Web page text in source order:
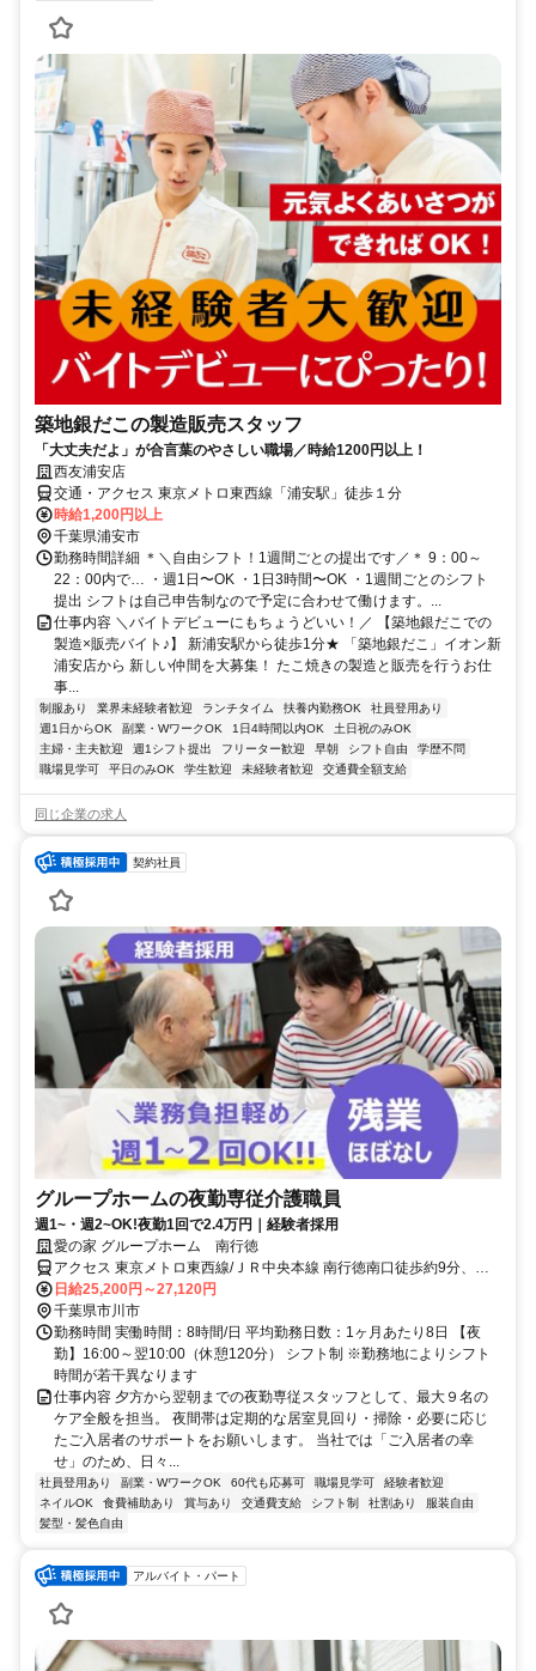
築地銀だこの製造販売スタッフ
「大丈夫だよ」が合言葉のやさしい職場／時給1200円以上！
西友浦安店
交通・アクセス 東京メトロ東西線「浦安駅」徒歩１分
時給1,200円以上
千葉県浦安市
勤務時間詳細 ＊＼自由シフト！1週間ごとの提出です／＊ 9：00～
22：00内で… ・週1日〜OK ・1日3時間〜OK ・1週間ごとのシフト
提出 シフトは自己申告制なので予定に合わせて働けます。...
仕事内容 ＼バイトデビューにもちょうどいい！／ 【築地銀だこでの
製造×販売バイト♪】 新浦安駅から徒歩1分★ 「築地銀だこ」イオン新
浦安店から 新しい仲間を大募集！ たこ焼きの製造と販売を行うお仕
事...
制服あり 業界未経験者歓迎 ランチタイム 扶養内勤務OK
社員登用あり
週1日からOK
副業・WワークOK 1日4時間以内OK
土日祝のみOK
主婦・主夫歓迎
週1シフト提出 フリーター歓迎 早朝 シフト自由
学歴不問
職場見学可
平日のみOK 学生歓迎 未経験者歓迎 交通費全額支給
同じ企業の求人
契約社員
グループホームの夜勤専従介護職員
週1~・週2~OK!夜勤1回で2.4万円｜経験者採用
愛の家 グループホーム 南行徳
アクセス 東京メトロ東西線/ＪＲ中央本線 南行徳南口徒歩約9分、東
京メトロ東西線/ＪＲ中央本線 行徳徒歩約19分、東京メトロ東西線/Ｊ
Ｒ中央本線 浦安（千葉県）東口徒歩約22分 東京メトロ東西線「南行
徳駅」より徒歩10分
日給25,200円～27,120円
千葉県市川市
勤務時間 実働時間：8時間/日 平均勤務日数：1ヶ月あたり8日 【夜
勤】16:00～翌10:00（休憩120分） シフト制 ※勤務地によりシフト
時間が若干異なります
仕事内容 夕方から翌朝までの夜勤専従スタッフとして、最大９名の
ケア全般を担当。 夜間帯は定期的な居室見回り・掃除・必要に応じ
たご入居者のサポートをお願いします。 当社では「ご入居者の幸
せ」のため、日々...
社員登用あり 副業・WワークOK 60代も応募可 職場見学可
経験者歓迎
ネイルOK
食費補助あり 賞与あり 交通費支給 シフト制 社割あり
服装自由
髪型・髪色自由
アルバイト・パート